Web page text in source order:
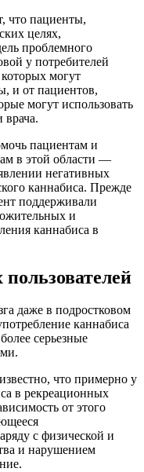
что пациенты,
целях,
проблемного
у потребителей
могут
и от пациентов,
могут использовать
врача.
пациентам и
в этой области —
негативных
каннабиса. Прежде
поддерживали
и
каннабиса в
даже в подростковом
каннабиса
серьезные
что примерно у
в рекреационных
от этого
с физической и
и нарушением